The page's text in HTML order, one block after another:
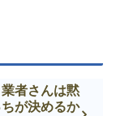
業者さんは黙
が決めるか